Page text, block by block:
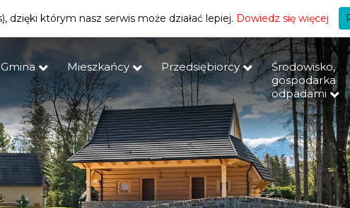
+A
Gmina Mieszkańcy Przedsiębiorcy
Środowisko,
gospodarka
odpadami
dzięki którym nasz serwis może działać lepiej. Dowiedz się więcej